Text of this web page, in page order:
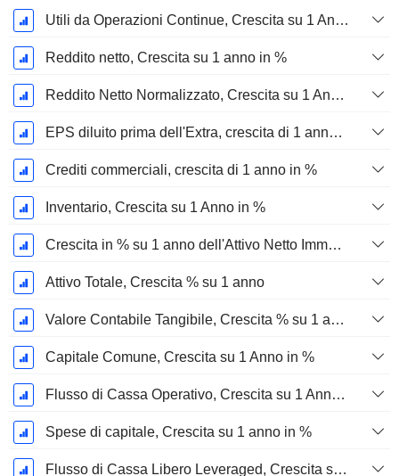
Utili da Operazioni Continue, Crescita su 1 Anno in %
Reddito netto, Crescita su 1 anno in %
Reddito Netto Normalizzato, Crescita su 1 Anno in %
EPS diluito prima dell'Extra, crescita di 1 anno %
Crediti commerciali, crescita di 1 anno in %
Inventario, Crescita su 1 Anno in %
Crescita in % su 1 anno dell'Attivo Netto Immobilizzato Materiale
Attivo Totale, Crescita % su 1 anno
Valore Contabile Tangibile, Crescita % su 1 anno
Capitale Comune, Crescita su 1 Anno in %
Flusso di Cassa Operativo, Crescita su 1 Anno in %
Spese di capitale, Crescita su 1 anno in %
Flusso di Cassa Libero Leveraged, Crescita su 1 Anno %